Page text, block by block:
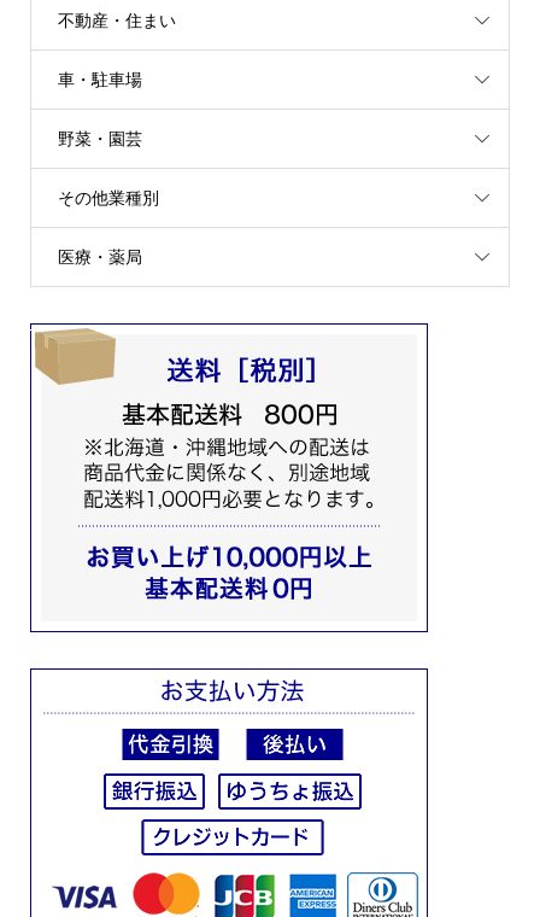
不動産・住まい
車・駐車場
野菜・園芸
その他業種別
医療・薬局